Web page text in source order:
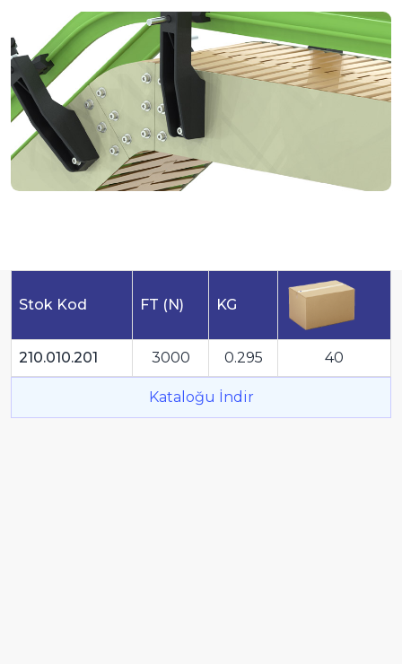
Stok Kod FT (N) KG
210.010.201 3000 0.295 40
Kataloğu İndir